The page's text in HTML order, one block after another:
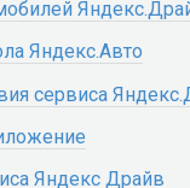
Яндекс.Авто
сервиса
Яндекс Драйв